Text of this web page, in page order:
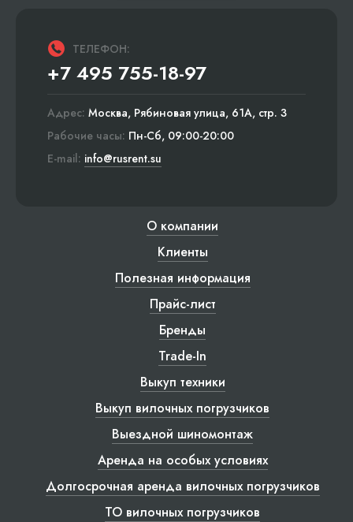
ТЕЛЕФОН:
+7 495 755-18-97
Адрес: Москва, Рябиновая улица, 61А, стр. 3
Рабочие часы: Пн-Сб, 09:00-20:00
E-mail: info@rusrent.su
О компании
Клиенты
Полезная информация
Прайс-лист
Бренды
Trade-In
Выкуп техники
Выкуп вилочных погрузчиков
Выездной шиномонтаж
Аренда на особых условиях
Долгосрочная аренда вилочных погрузчиков
ТО вилочных погрузчиков